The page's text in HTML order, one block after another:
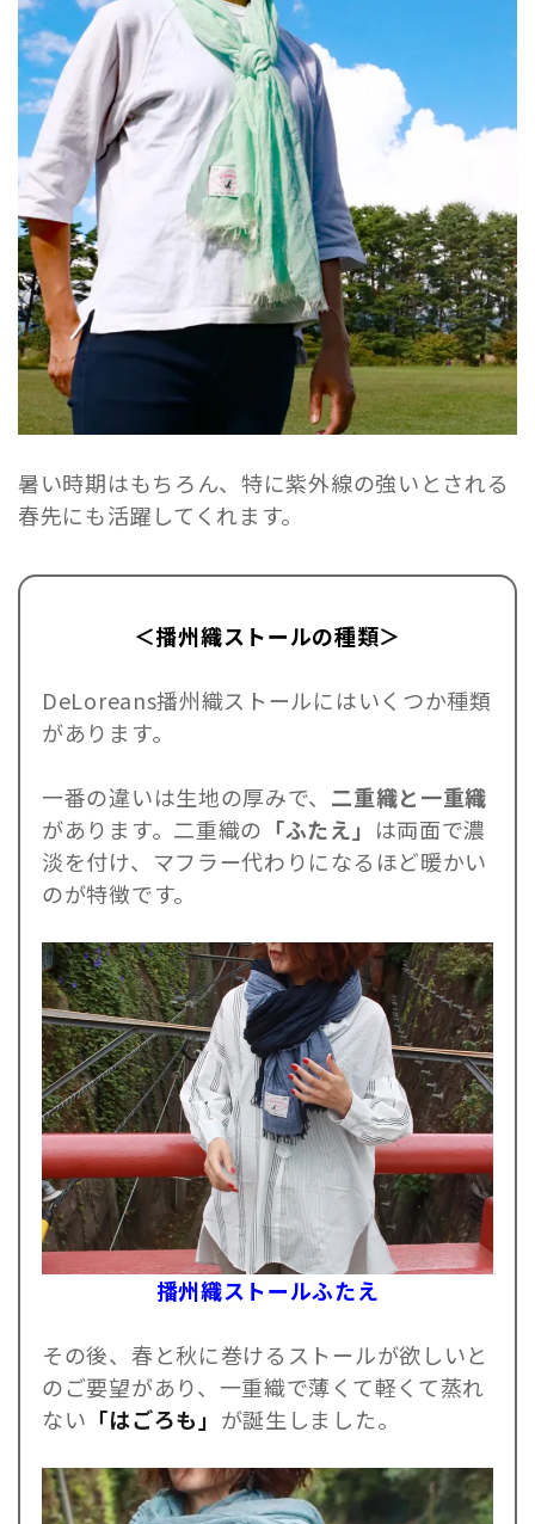
暑い時期はもちろん、特に紫外線の強いとされる
春先にも活躍してくれます。
＜播州織ストールの種類＞
DeLoreans播州織ストールにはいくつか種類
があります。
一番の違いは生地の厚みで、 二重織と一重織
があります。二重織の 「ふたえ」 は両面で濃
淡を付け、マフラー代わりになるほど暖かい
のが特徴です。
播州織ストールふたえ
その後、春と秋に巻けるストールが欲しいと
のご要望があり、一重織で薄くて軽くて蒸れ
ない 「はごろも」 が誕生しました。